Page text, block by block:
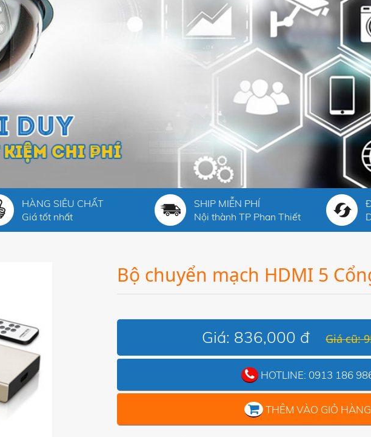
HÀNG SIÊU CHẤT
Giá tốt nhất
SHIP MIỄN PHÍ
Nội thành TP Phan Thiết
Bộ chuyển mạch HDMI 5
Giá: 836,000 đ Giá cũ:
HOTLINE: 0913 186
THÊM VÀO GIỎ HÀNG